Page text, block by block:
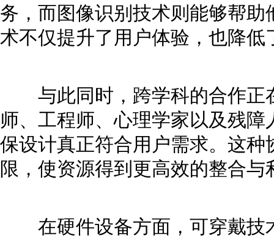
务，而图像识别技术则能够帮助
术不仅提升了用户体验，也降低
与此同时，跨学科的合作正
师、工程师、心理学家以及残
保设计真正符合用户需求。这
限，使资源得到更高效的整合与
在硬件设备方面，可穿戴技